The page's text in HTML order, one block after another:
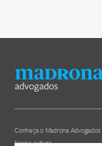
Conheça o Madrona Advogados
Nossa cultura